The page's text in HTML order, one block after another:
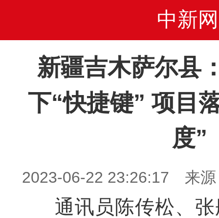
中新网
新疆吉木萨尔县
下“快捷键” 项目
度”
2023-06-22 23:26:17 来源
通讯员陈传松、张